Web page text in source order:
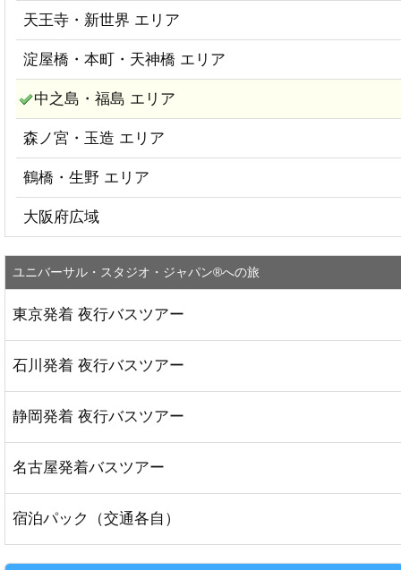
天王寺・新世界 エリア
淀屋橋・本町・天神橋 エリア
中之島・福島 エリア
森ノ宮・玉造 エリア
鶴橋・生野 エリア
大阪府広域
ユニバーサル・スタジオ・ジャパン®への旅
東京発着 夜行バスツアー
石川発着 夜行バスツアー
静岡発着 夜行バスツアー
名古屋発着バスツアー
宿泊パック（交通各自）